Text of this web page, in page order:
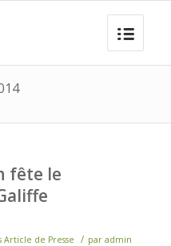
fête le
Article de Presse / par admin